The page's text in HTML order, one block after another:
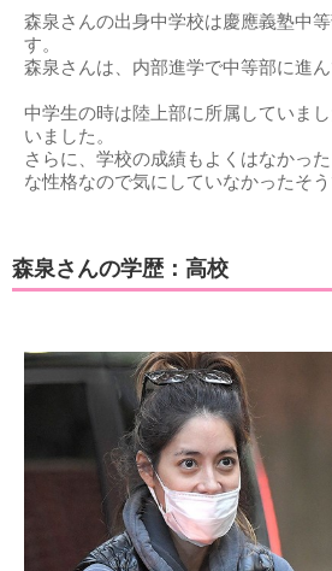
森泉さんの出身中学校は慶應義塾中
す。
森泉さんは、内部進学で中等部に進ん
中学生の時は陸上部に所属していま
いました。
さらに、学校の成績もよくはなかっ
な性格なので気にしていなかったそう
森泉さんの学歴：高校